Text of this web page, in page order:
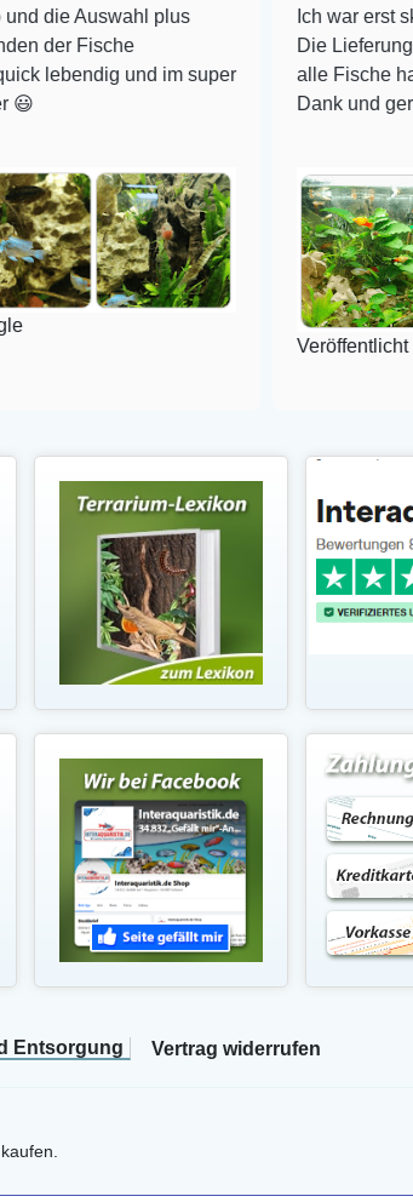
plus
und im super
Ich war erst
Die Lieferung kam
alle Fische haben
Dank und gerne
Veröffentlicht auf
Entsorgung Vertrag widerrufen